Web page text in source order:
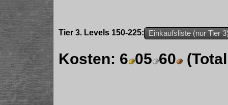
Tier 3. Levels 150-225: Einkaufsliste (nur Tier
Kosten: 6 05 60